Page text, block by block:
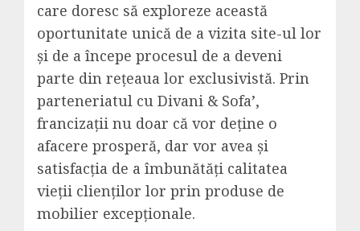
care doresc să exploreze această
oportunitate unică de a vizita site-ul lor
și de a începe procesul de a deveni
parte din rețeaua lor exclusivistă. Prin
parteneriatul cu Divani & Sofa’,
francizații nu doar că vor deține o
afacere prosperă, dar vor avea și
satisfacția de a îmbunătăți calitatea
vieții clienților lor prin produse de
mobilier excepționale.